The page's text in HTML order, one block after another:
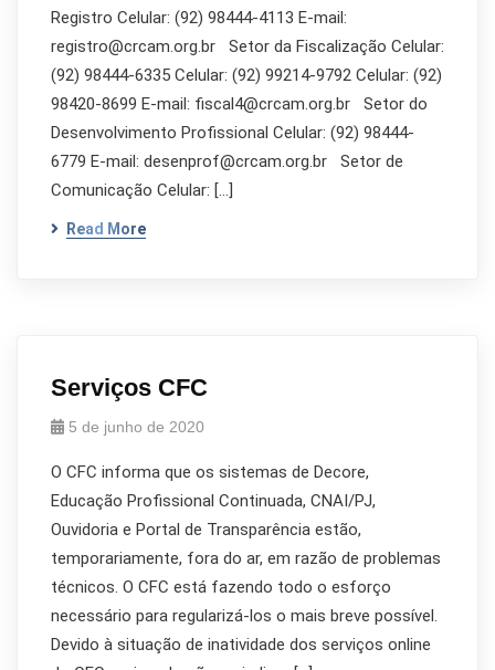
Registro Celular: (92) 98444-4113 E-mail:
registro@crcam.org.br Setor da Fiscalização Celular:
(92) 98444-6335 Celular: (92) 99214-9792 Celular: (92)
98420-8699 E-mail: fiscal4@crcam.org.br Setor do
Desenvolvimento Profissional Celular: (92) 98444-
6779 E-mail: desenprof@crcam.org.br Setor de
Comunicação Celular: […]
Read More
Serviços CFC
5 de junho de 2020
O CFC informa que os sistemas de Decore,
Educação Profissional Continuada, CNAI/PJ,
Ouvidoria e Portal de Transparência estão,
temporariamente, fora do ar, em razão de problemas
técnicos. O CFC está fazendo todo o esforço
necessário para regularizá-los o mais breve possível.
Devido à situação de inatividade dos serviços online